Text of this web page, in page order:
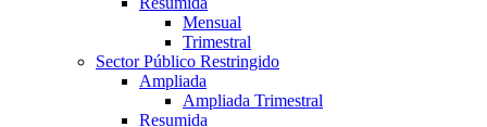
Mensual
Trimestral
Sector Público Restringido
Ampliada
Ampliada Trimestral
Resumida